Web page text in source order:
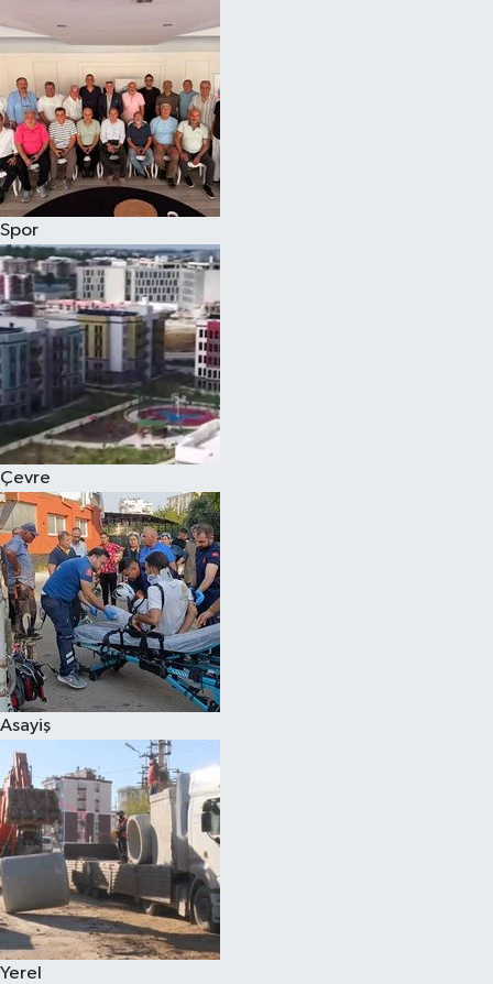
Spor
Çevre
Asayiş
Yerel
Magazin
Özel
Resmi İlanlar
Sağlık
Siyaset
Spor
Yaşam
Yerel Yönetimler
Yurttan